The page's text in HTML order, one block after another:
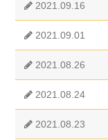
2021.09.16
2021.09.01
2021.08.26
2021.08.24
2021.08.23